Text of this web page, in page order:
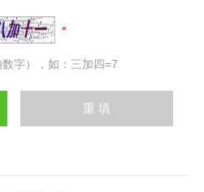
字），如：三加四=7